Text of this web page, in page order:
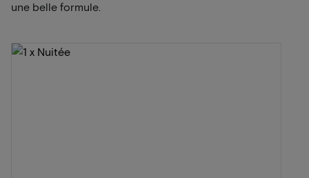
une belle formule.